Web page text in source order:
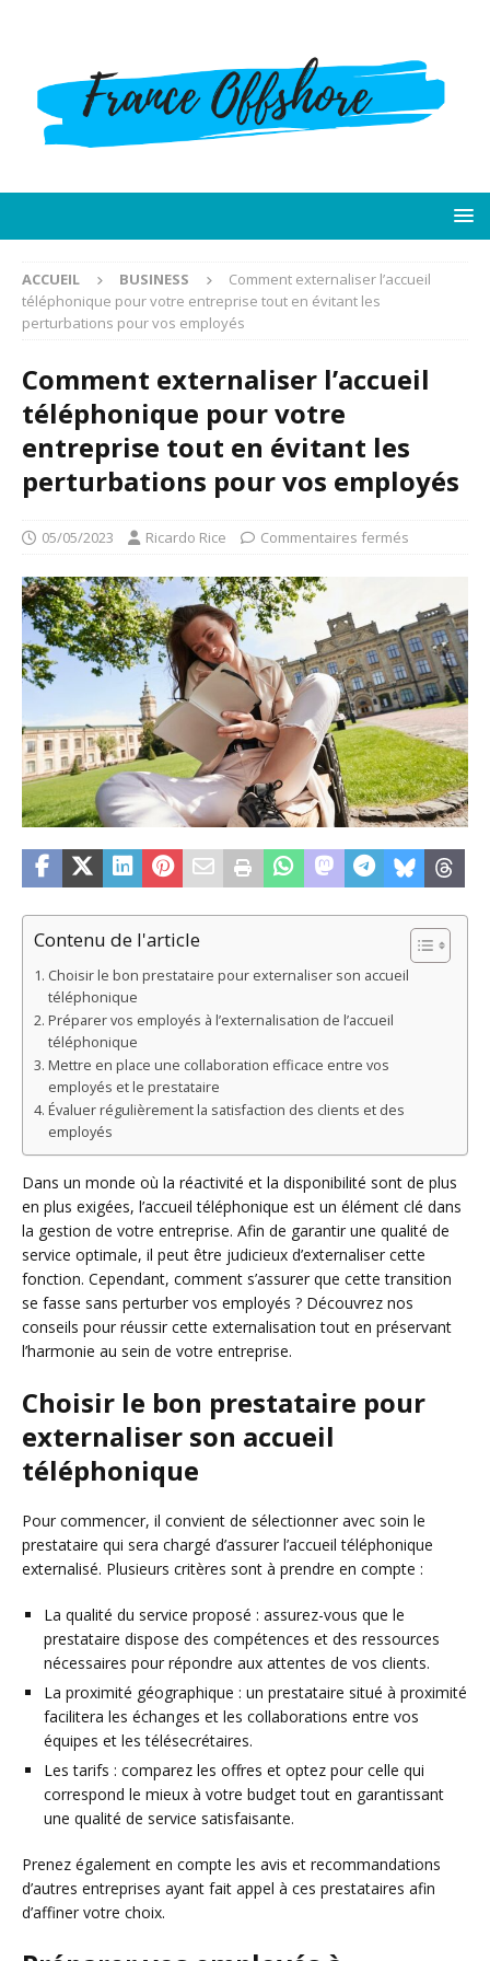
ACCUEIL BUSINESS
Comment externaliser l’accueil
téléphonique pour votre entreprise tout en évitant les
perturbations pour vos employés
Comment externaliser l’accueil
téléphonique pour votre
entreprise tout en évitant les
perturbations pour vos employés
05/05/2023 Ricardo Rice Commentaires fermés
Contenu de l'article
Choisir le bon prestataire pour externaliser son accueil
téléphonique
Préparer vos employés à l’externalisation de l’accueil
téléphonique
Mettre en place une collaboration efficace entre vos
employés et le prestataire
Évaluer régulièrement la satisfaction des clients et des
employés
Dans un monde où la réactivité et la disponibilité sont de plus
en plus exigées, l’accueil téléphonique est un élément clé dans
la gestion de votre entreprise. Afin de garantir une qualité de
service optimale, il peut être judicieux d’externaliser cette
fonction. Cependant, comment s’assurer que cette transition
se fasse sans perturber vos employés ? Découvrez nos
conseils pour réussir cette externalisation tout en préservant
l’harmonie au sein de votre entreprise.
Choisir le bon prestataire pour
externaliser son accueil
téléphonique
Pour commencer, il convient de sélectionner avec soin le
prestataire qui sera chargé d’assurer l’accueil téléphonique
externalisé. Plusieurs critères sont à prendre en compte :
La qualité du service proposé : assurez-vous que le
prestataire dispose des compétences et des ressources
nécessaires pour répondre aux attentes de vos clients.
La proximité géographique : un prestataire situé à proximité
facilitera les échanges et les collaborations entre vos
équipes et les télésecrétaires.
Les tarifs : comparez les offres et optez pour celle qui
correspond le mieux à votre budget tout en garantissant
une qualité de service satisfaisante.
Prenez également en compte les avis et recommandations
d’autres entreprises ayant fait appel à ces prestataires afin
d’affiner votre choix.